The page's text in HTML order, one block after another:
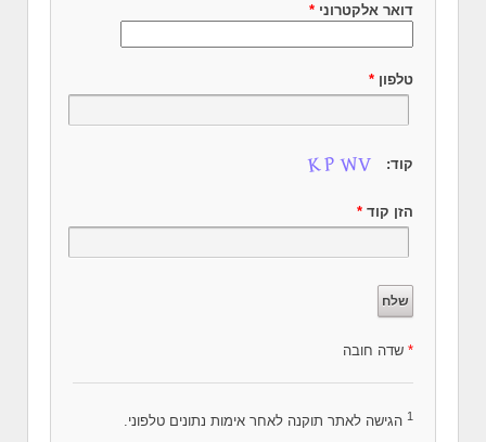
דואר אלקטרוני *
טלפון *
קוד:
הזן קוד *
* שדה חובה
1 הגישה לאתר תוקנה לאחר אימות נתונים טלפוני.